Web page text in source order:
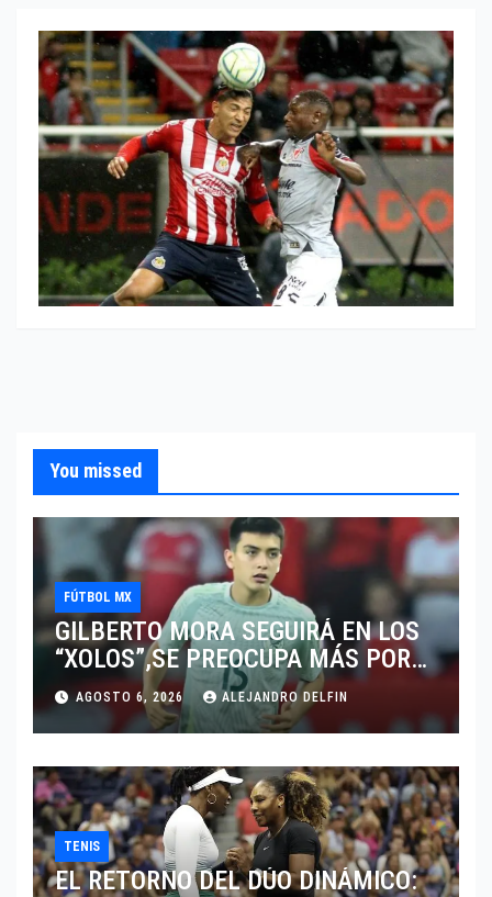
You missed
FÚTBOL MX
GILBERTO MORA SEGUIRÁ EN LOS
“XOLOS”,SE PREOCUPA MÁS POR
JUGAR EN SU EQUIPO.
AGOSTO 6, 2026 ALEJANDRO DELFIN
TENIS
EL RETORNO DEL DÚO DINÁMICO: